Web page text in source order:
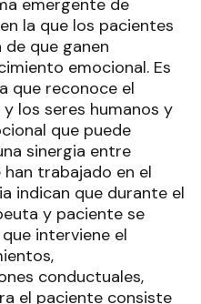
emergente de
la que los pacientes
que ganen
emocional. Es
que reconoce el
los seres humanos y
que puede
sinergia entre
han trabajado en el
indican que durante el
y paciente se
interviene el
conductuales,
el paciente consiste